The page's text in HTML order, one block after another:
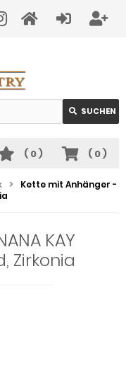
SUCHEN
( 0)
( 0)
Kette mit Anhänger -
KAY
Zirkonia